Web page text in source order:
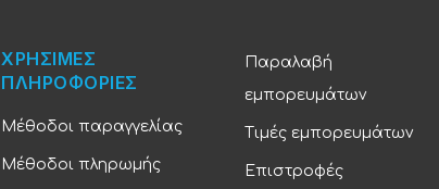
ΧΡΗΣΙΜΕΣ
ΠΛΗΡΟΦΟΡΙΕΣ
Μέθοδοι παραγγελίας
Μέθοδοι πληρωμής
Παραλαβή
εμπορευμάτων
Τιμές εμπορευμάτων
Επιστροφές